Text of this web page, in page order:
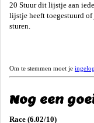
20 Stuur dit lijstje aan
lijstje heeft toegestuurd
sturen.
Om te stemmen moet je
Nog een
Race (6.02/10)